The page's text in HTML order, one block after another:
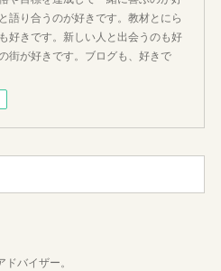
語り合うのが好きです。教材とにら
好きです。新しい人と出会うのも好
街が好きです。ブログも、好きで
ドバイザー。